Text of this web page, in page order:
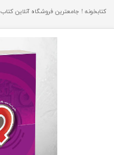
کتابخونه ! جامعترین فروشگاه آنلاین کتاب